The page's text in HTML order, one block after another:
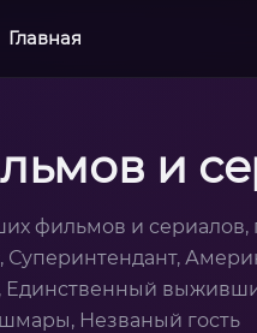
Главная
и
фильмов и
Суперинтендант,
Единственный
Незваный гость